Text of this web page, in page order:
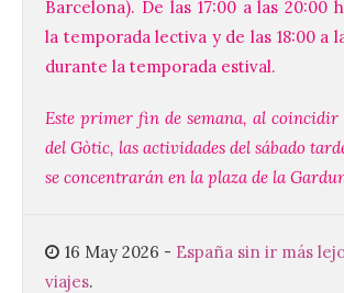
Barcelona). De las 17:00 a las 20:00
la temporada lectiva y de las 18:00 a
durante la temporada estival.
Este primer fin de semana, al coincidir
del Gòtic, las actividades del sábado
se concentrarán en la plaza de la
16 May 2026 - España sin ir más
viajes.
8 Ago 2026
próximo 4 de octubre,
plantea tanto los temas
que más preocupaban y
fascinaban a este autor de talla